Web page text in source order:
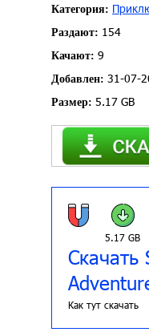
Категория:
Раздают: 154
Качают: 9
Добавлен: 31-07-
Размер: 5.17 GB
5.17 GB
Скачать
Как тут скачать